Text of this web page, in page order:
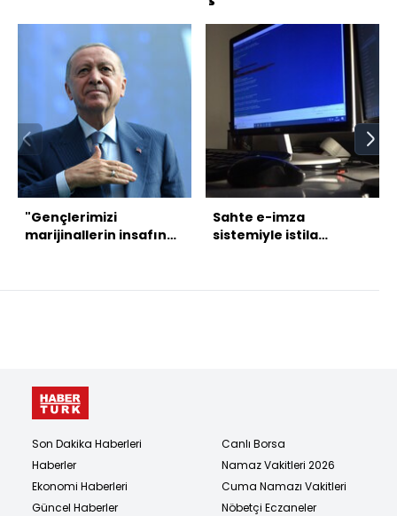
"Gençlerimizi
marijinallerin insafına
Sahte e-imza
sistemiyle istila
Son Dakika Haberleri
Haberler
Ekonomi Haberleri
Güncel Haberler
Canlı Borsa
Namaz Vakitleri 2026
Cuma Namazı Vakitleri
Nöbetçi Eczaneler